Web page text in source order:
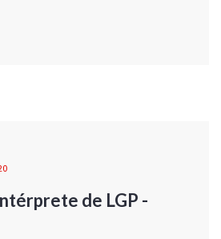
de LGP -